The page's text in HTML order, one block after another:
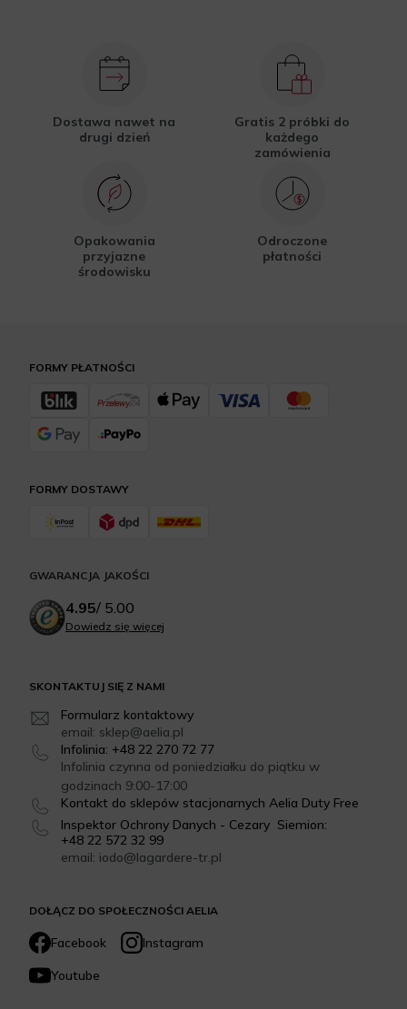
Dostawa nawet na
drugi dzień
Gratis 2 próbki do
każdego
zamówienia
Opakowania
przyjazne
środowisku
Odroczone
płatności
DOŁĄCZ DO SPOŁECZNOŚCI AELIA
Facebook
Instagram
Youtube
SKONTAKTUJ SIĘ Z NAMI
Formularz kontaktowy
email: sklep@aelia.pl
Infolinia: +48 22 270 72 77
Infolinia czynna od poniedziałku do piątku w
godzinach 9:00-17:00
Kontakt do sklepów stacjonarnych Aelia Duty Free
Inspektor Ochrony Danych - Cezary Siemion:
+48 22 572 32 99
email: iodo@lagardere-tr.pl
FORMY DOSTAWY
FORMY PŁATNOŚCI
GWARANCJA JAKOŚCI
4.95/ 5.00
Dowiedz się więcej